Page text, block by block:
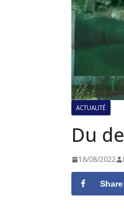
ACTUALITÉ
Du
18/08/2022
Share